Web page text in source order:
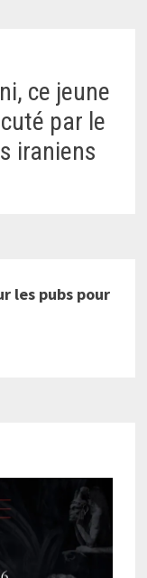
ce jeune
par le
iraniens
les pubs pour